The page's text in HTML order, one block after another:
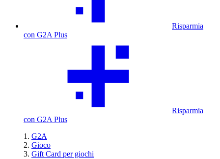
Risparmia
con G2A Plus
Risparmia
con G2A Plus
G2A
Gioco
Gift Card per giochi